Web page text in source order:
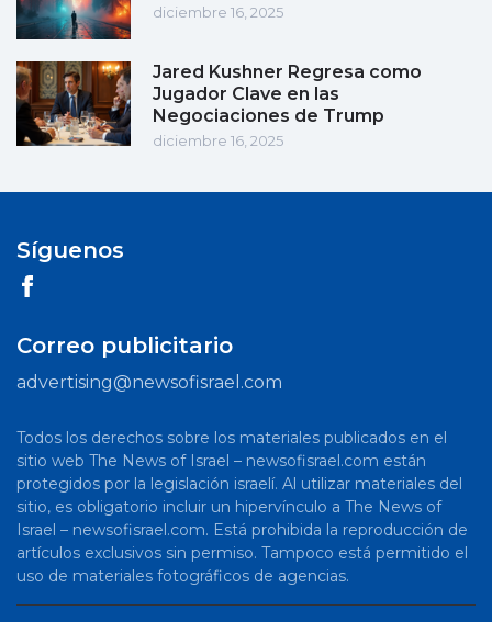
diciembre 16, 2025
Jared Kushner Regresa como
Jugador Clave en las
Negociaciones de Trump
diciembre 16, 2025
Síguenos
Correo publicitario
advertising@newsofisrael.com
Todos los derechos sobre los materiales publicados en el
sitio web The News of Israel – newsofisrael.com están
protegidos por la legislación israelí. Al utilizar materiales del
sitio, es obligatorio incluir un hipervínculo a The News of
Israel – newsofisrael.com. Está prohibida la reproducción de
artículos exclusivos sin permiso. Tampoco está permitido el
uso de materiales fotográficos de agencias.